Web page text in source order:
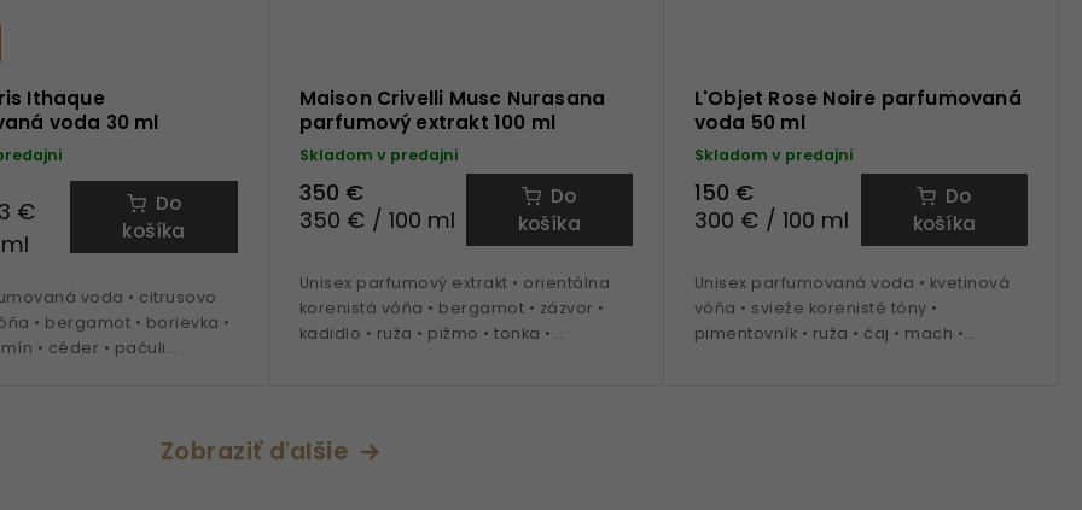
Ithaque
voda 30 ml
€
Do
košíka
voda • citrusovo
• bergamot • borievka •
• céder • pačuli
Maison Crivelli Musc Nurasana
parfumový extrakt 100 ml
Skladom v predajni
350 €
350 € / 100 ml
Do
košíka
Unisex parfumový extrakt • orientálna
korenistá vôňa • bergamot • zázvor •
kadidlo • ruža • pižmo • tonka •
L'Objet Rose Noire parfumovaná
voda 50 ml
Skladom v predajni
150 €
300 € / 100 ml
Do
košíka
Unisex parfumovaná voda • kvetinová
vôňa • svieže korenisté tóny •
pimentovník • ruža • čaj • mach •
Zobraziť ďalšie